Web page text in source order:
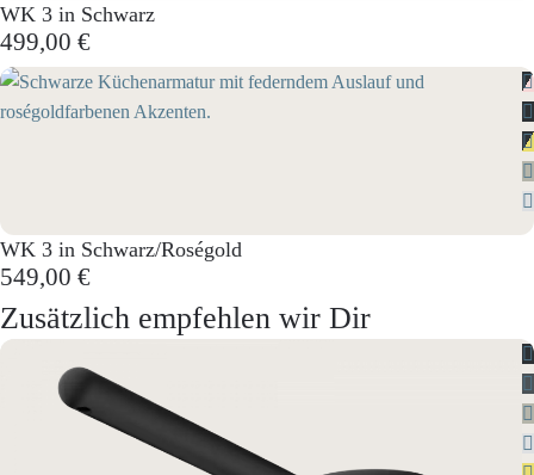
WK 3 in Schwarz
499,00 €
WK 3 in Schwarz/Roségold
549,00 €
Zusätzlich empfehlen wir Dir